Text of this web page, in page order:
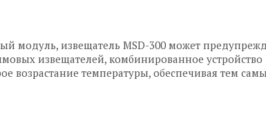
модуль, извещатель MSD-300 может
извещателей, комбинированное устройство
возрастание температуры, обеспечивая тем